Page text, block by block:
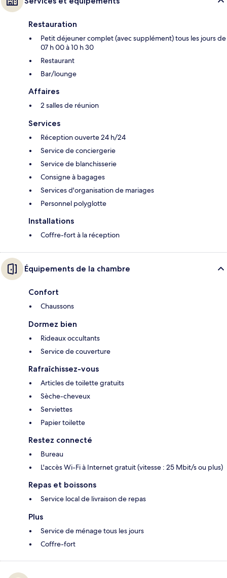
Restauration
Petit déjeuner complet (avec supplément) tous les jours de
07 h 00 à 10 h 30
Restaurant
Bar/lounge
Affaires
2 salles de réunion
Services
Réception ouverte 24 h/24
Service de conciergerie
Service de blanchisserie
Consigne à bagages
Services d'organisation de mariages
Personnel polyglotte
Installations
Coffre-fort à la réception
Équipements de la chambre
Confort
Chaussons
Dormez bien
Rideaux occultants
Service de couverture
Rafraîchissez-vous
Articles de toilette gratuits
Sèche-cheveux
Serviettes
Papier toilette
Restez connecté
Bureau
L'accès Wi-Fi à Internet gratuit (vitesse : 25 Mbit/s ou plus)
Repas et boissons
Service local de livraison de repas
Plus
Service de ménage tous les jours
Coffre-fort